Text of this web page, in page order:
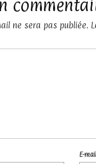
ne sera pas publiée.
E-